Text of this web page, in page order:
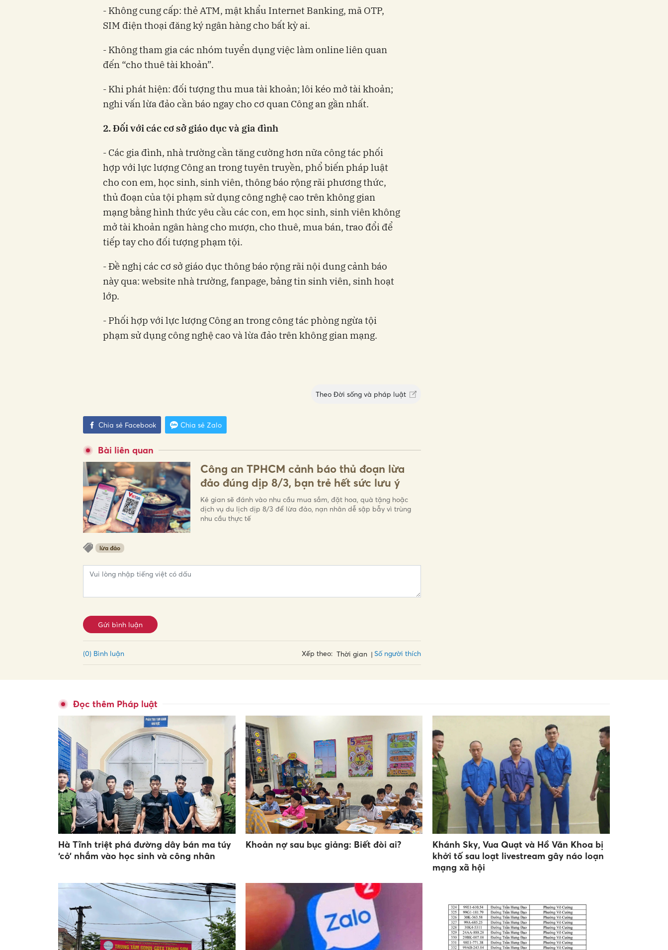
- Không cung cấp: thẻ ATM, mật khẩu Internet Banking, mã OTP,
SIM điện thoại đăng ký ngân hàng cho bất kỳ ai.
- Không tham gia các nhóm tuyển dụng việc làm online liên quan
đến “cho thuê tài khoản”.
- Khi phát hiện: đối tượng thu mua tài khoản; lôi kéo mở tài khoản;
nghi vấn lừa đảo cần báo ngay cho cơ quan Công an gần nhất.
2. Đối với các cơ sở giáo dục và gia đình
- Các gia đình, nhà trường cần tăng cường hơn nữa công tác phối
hợp với lực lượng Công an trong tuyên truyền, phổ biến pháp luật
cho con em, học sinh, sinh viên, thông báo rộng rãi phương thức,
thủ đoạn của tội phạm sử dụng công nghệ cao trên không gian
mạng bằng hình thức yêu cầu các con, em học sinh, sinh viên không
mở tài khoản ngân hàng cho mượn, cho thuê, mua bán, trao đổi để
tiếp tay cho đối tượng phạm tội.
- Đề nghị các cơ sở giáo dục thông báo rộng rãi nội dung cảnh báo
này qua: website nhà trường, fanpage, bảng tin sinh viên, sinh hoạt
lớp.
- Phối hợp với lực lượng Công an trong công tác phòng ngừa tội
phạm sử dụng công nghệ cao và lừa đảo trên không gian mạng.
Theo Đời sống và pháp luật
Chia sẻ Facebook Chia sẻ Zalo
Bài liên quan
Công an TPHCM cảnh báo thủ đoạn lừa
đảo đúng dịp 8/3, bạn trẻ hết sức lưu ý
Kẻ gian sẽ đánh vào nhu cầu mua sắm, đặt hoa, quà tặng hoặc
dịch vụ du lịch dịp 8/3 để lừa đảo, nạn nhân dễ sập bẫy vì trùng
nhu cầu thực tế
lừa đảo
Gửi bình luận
(0) Bình luận Xếp theo: Thời gian Số người thích
Đọc thêm Pháp luật
Hà Tĩnh triệt phá đường dây bán ma túy
‘cỏ’ nhắm vào học sinh và công nhân
Khoản nợ sau bục giảng: Biết đòi ai?
Khánh Sky, Vua Quạt và Hồ Văn Khoa bị
khởi tố sau loạt livestream gây náo loạn
mạng xã hội